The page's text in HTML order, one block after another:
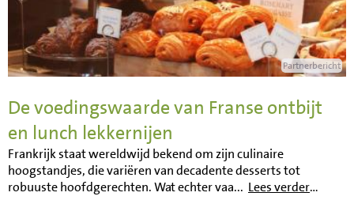
Partnerbericht
De voedingswaarde van Franse ontbijt
en lunch lekkernijen
Frankrijk staat wereldwijd bekend om zijn culinaire
hoogstandjes, die variëren van decadente desserts tot
robuuste hoofdgerechten. Wat echter vaa... Lees verder…